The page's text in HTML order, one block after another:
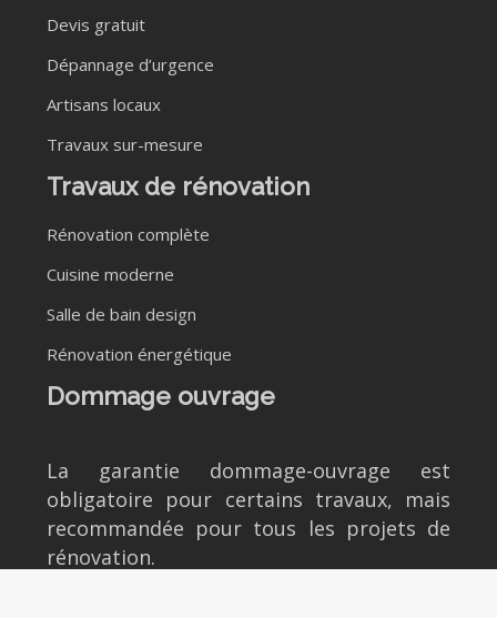
Devis gratuit
Dépannage d’urgence
Artisans locaux
Travaux sur-mesure
Travaux de rénovation
Rénovation complète
Cuisine moderne
Salle de bain design
Rénovation énergétique
Dommage ouvrage
La garantie dommage-ouvrage est
obligatoire pour certains travaux, mais
recommandée pour tous les projets de
rénovation.